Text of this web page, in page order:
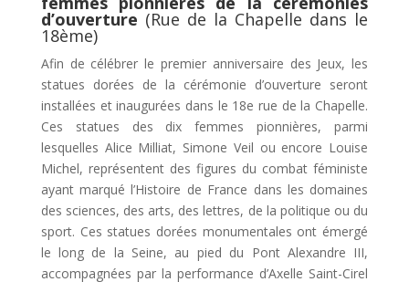
d’ouverture (Rue de la Chapelle dans le
18ème)
Afin de célébrer le premier anniversaire des Jeux, les
statues dorées de la cérémonie d’ouverture seront
installées et inaugurées dans le 18e rue de la Chapelle.
Ces statues des dix femmes pionnières, parmi
lesquelles Alice Milliat, Simone Veil ou encore Louise
Michel, représentent des figures du combat féministe
ayant marqué l’Histoire de France dans les domaines
des sciences, des arts, des lettres, de la politique ou du
sport. Ces statues dorées monumentales ont émergé
le long de la Seine, au pied du Pont Alexandre III,
accompagnées par la performance d’Axelle Saint-Cirel